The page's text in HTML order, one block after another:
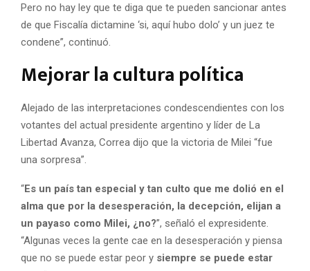
Pero no hay ley que te diga que te pueden sancionar antes
de que Fiscalía dictamine ‘si, aquí hubo dolo’ y un juez te
condene”, continuó.
Mejorar la cultura política
Alejado de las interpretaciones condescendientes con los
votantes del actual presidente argentino y líder de La
Libertad Avanza, Correa dijo que la victoria de Milei “fue
una sorpresa”.
“Es un país tan especial y tan culto que me dolió en el
alma que por la desesperación, la decepción, elijan a
un payaso como Milei, ¿no?”, señaló el expresidente.
“Algunas veces la gente cae en la desesperación y piensa
que no se puede estar peor y siempre se puede estar